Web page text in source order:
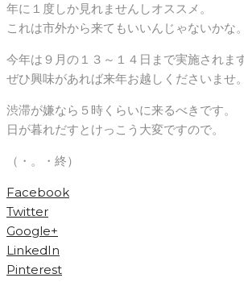
年に１度しか見れませんしオススメ。
これは市外から来てもいいんじゃないかな。
今年は９月の１３～１４日まで実施されます
ぜひ興味があれば来年お越しくださいませ。
渋滞が嫌なら５時くらいに来るべきです。
日が暮れだすとけっこう大変ですので。
（・。・終）
Facebook
Twitter
Google+
LinkedIn
Pinterest